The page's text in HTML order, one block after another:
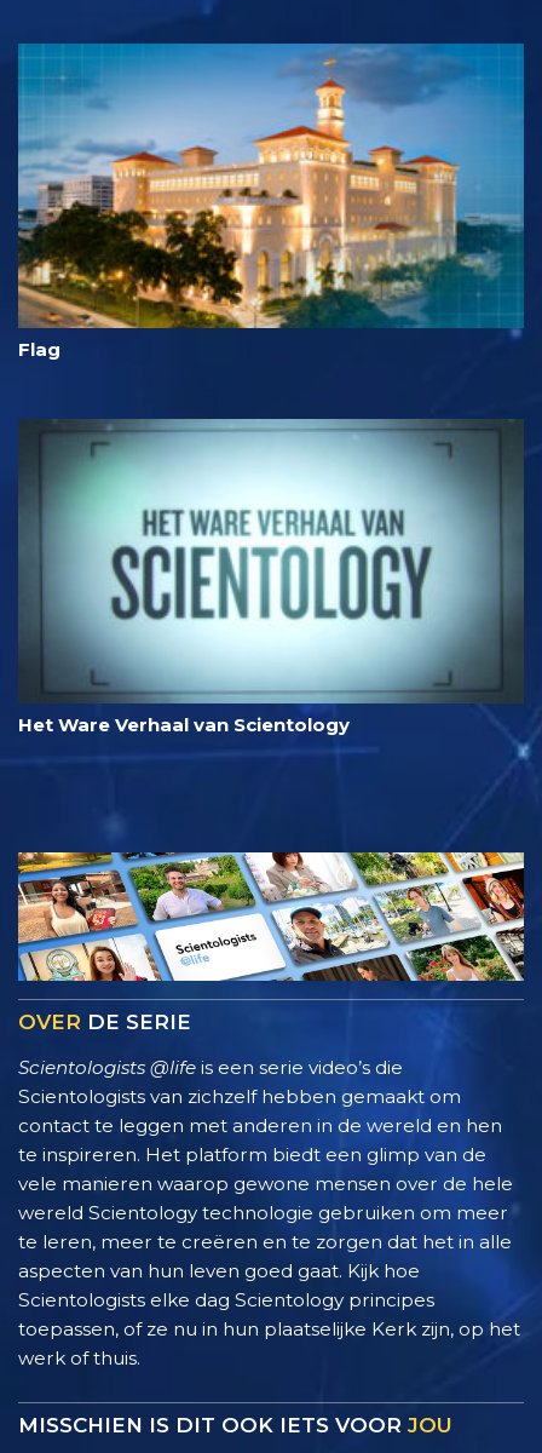
Flag
Het Ware Verhaal van Scientology
OVER DE SERIE
Scientologists @life is een serie video’s die
Scientologists van zichzelf hebben gemaakt om
contact te leggen met anderen in de wereld en hen
te inspireren. Het platform biedt een glimp van de
vele manieren waarop gewone mensen over de hele
wereld Scientology technologie gebruiken om meer
te leren, meer te creëren en te zorgen dat het in alle
aspecten van hun leven goed gaat. Kijk hoe
Scientologists elke dag Scientology principes
toepassen, of ze nu in hun plaatselijke Kerk zijn, op het
werk of thuis.
MISSCHIEN IS DIT OOK IETS VOOR JOU